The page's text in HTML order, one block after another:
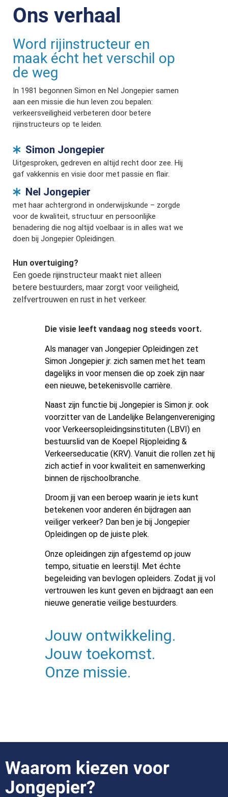
Ons verhaal
Word rijinstructeur en
maak écht het verschil op
de weg
In 1981 begonnen Simon en Nel Jongepier samen
aan een missie die hun leven zou bepalen:
verkeersveiligheid verbeteren door betere
rijinstructeurs op te leiden.
Simon Jongepier
Uitgesproken, gedreven en altijd recht door zee. Hij
gaf vakkennis en visie door met passie en flair.
Nel Jongepier
met haar achtergrond in onderwijskunde – zorgde
voor de kwaliteit, structuur en persoonlijke
benadering die nog altijd voelbaar is in alles wat we
doen bij Jongepier Opleidingen.
Hun overtuiging?
Een goede rijinstructeur maakt niet alleen
betere bestuurders, maar zorgt voor veiligheid,
zelfvertrouwen en rust in het verkeer.
Die visie leeft vandaag nog steeds voort.
Als manager van Jongepier Opleidingen zet
Simon Jongepier jr. zich samen met het team
dagelijks in voor mensen die op zoek zijn naar
een nieuwe, betekenisvolle carrière.
Naast zijn functie bij Jongepier is Simon jr. ook
voorzitter van de Landelijke Belangenvereniging
voor Verkeersopleidingsinstituten (LBVI) en
bestuurslid van de Koepel Rijopleiding &
Verkeerseducatie (KRV). Vanuit die rollen zet hij
zich actief in voor kwaliteit en samenwerking
binnen de rijschoolbranche.
Droom jij van een beroep waarin je iets kunt
betekenen voor anderen én bijdragen aan
veiliger verkeer? Dan ben je bij Jongepier
Opleidingen op de juiste plek.
Onze opleidingen zijn afgestemd op jouw
tempo, situatie en leerstijl. Met échte
begeleiding van bevlogen opleiders. Zodat jij vol
vertrouwen les kunt geven en bijdraagt aan een
nieuwe generatie veilige bestuurders.
Jouw ontwikkeling.
Jouw toekomst.
Onze missie.
Waarom kiezen voor
Jongepier?